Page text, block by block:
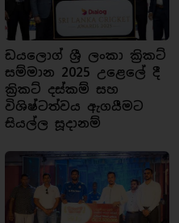
ඩයලොග් ශ්‍රී ලංකා ක්‍රිකට්
සම්මාන 2025 උළෙලේ දී
ක්‍රිකට් දස්කම් සහ
විශිෂ්ටත්වය ඇගයීමට
සියල්ල සූදානම්